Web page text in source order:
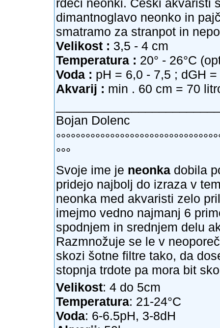
rdeči neonki. Češki akvaristi
dimantnoglavo neonko in
smatramo za stranpot in
Velikost : 3,5 - 4 cm
Temperatura : 20° - 26°C
Voda : pH = 6,0 - 7,5 ; dGH
Akvarij : min . 60 cm = 70
Bojan Dolenc
°°°
Svoje ime je neonka dobila
pridejo najbolj do izraza v
neonka med akvaristi zelo
imejmo vedno najmanj 6
spodnjem in srednjem delu
Razmnožuje se le v
skozi šotne filtre tako, da
stopnja trdote pa mora bit
Velikost: 4 do 5cm
Temperatura: 21-24°C
Voda: 6-6.5pH, 3-8dH